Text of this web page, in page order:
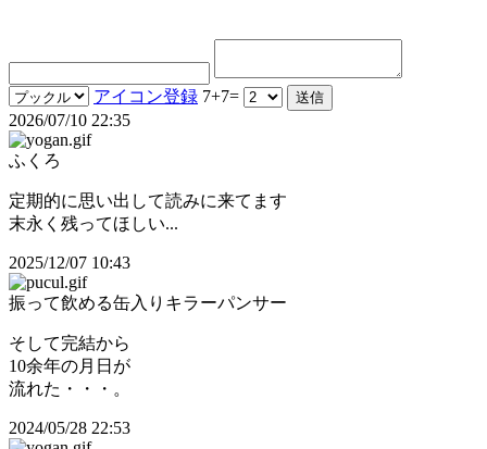
アイコン登録 7+7=
2026/07/10 22:35
ふくろ
定期的に思い出して読みに来てます
末永く残ってほしい...
2025/12/07 10:43
振って飲める缶入りキラーパンサー
そして完結から
10余年の月日が
流れた・・・。
2024/05/28 22:53